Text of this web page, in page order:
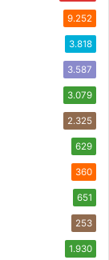
9.252
3.818
3.587
3.079
2.325
629
360
651
253
1.930